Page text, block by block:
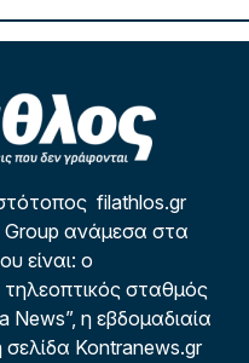
filathlos.gr
Group ανάμεσα στα
είναι: ο
τηλεοπτικός σταθμός
News”, η εβδομαδιαία
σελίδα Kontranews.gr